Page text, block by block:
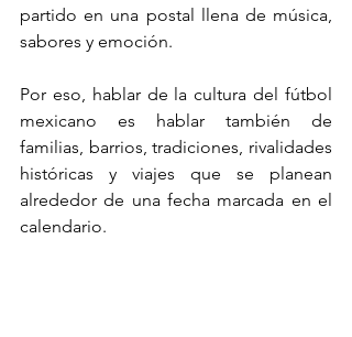
partido en una postal llena de música,
sabores y emoción.
Por eso, hablar de la cultura del fútbol
mexicano es hablar también de
familias, barrios, tradiciones, rivalidades
históricas y viajes que se planean
alrededor de una fecha marcada en el
calendario.